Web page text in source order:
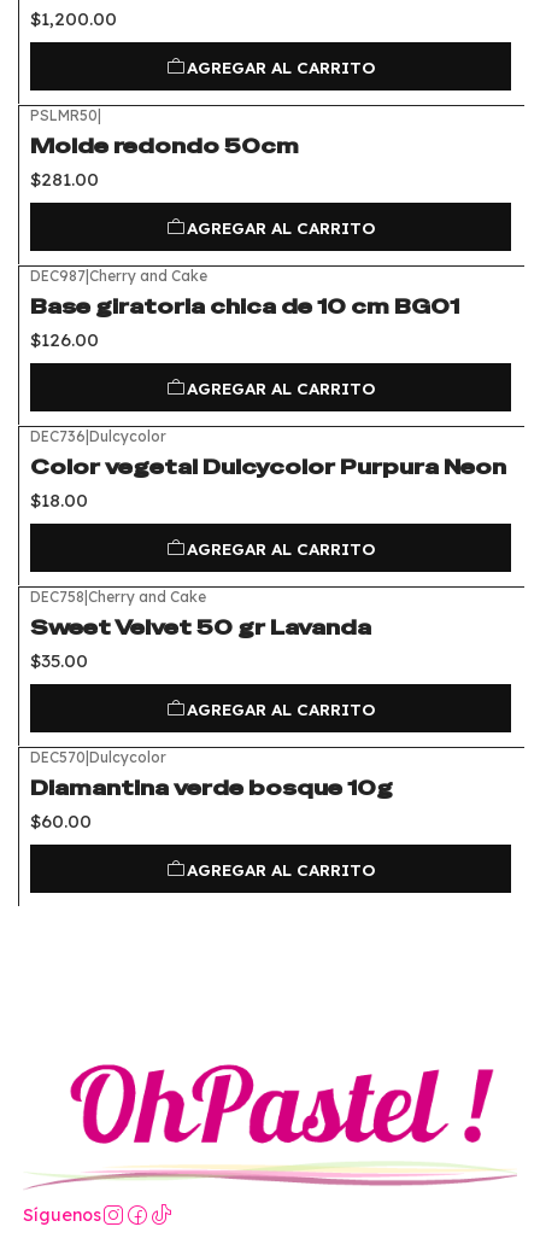
$1,200.00
AGREGAR AL CARRITO
PSLMR50|
Molde redondo 50cm
$281.00
AGREGAR AL CARRITO
DEC987|Cherry and Cake
Base giratoria chica de 10 cm BG01
$126.00
AGREGAR AL CARRITO
DEC736|Dulcycolor
Color vegetal Dulcycolor Purpura Neon
$18.00
AGREGAR AL CARRITO
DEC758|Cherry and Cake
Sweet Velvet 50 gr Lavanda
$35.00
AGREGAR AL CARRITO
DEC570|Dulcycolor
Diamantina verde bosque 10g
$60.00
AGREGAR AL CARRITO
Síguenos